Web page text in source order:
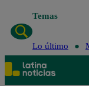
Temas
Lo último